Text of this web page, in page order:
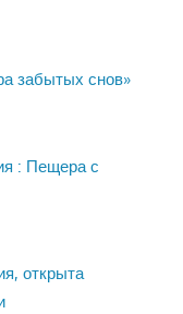
забытых снов»
: Пещера с
открыта